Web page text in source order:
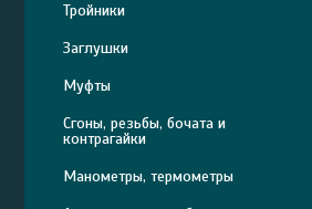
Тройники
Заглушки
Муфты
Сгоны, резьбы, бочата и
контрагайки
Манометры, термометры